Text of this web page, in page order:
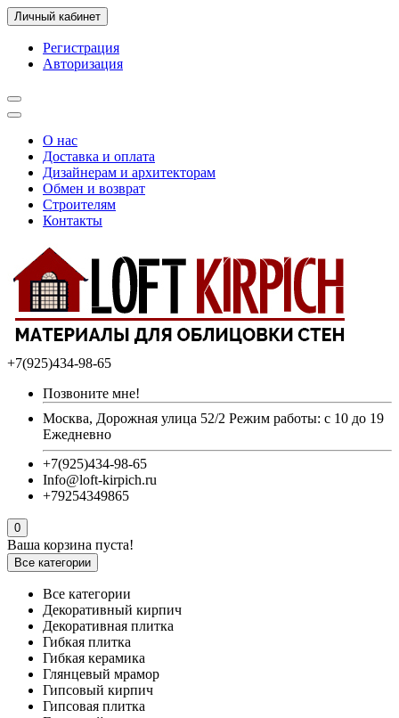
Личный кабинет
Регистрация
Авторизация
О нас
Доставка и оплата
Дизайнерам и архитекторам
Обмен и возврат
Строителям
Контакты
+7(925)434-98-65
Позвоните мне!
Москва, Дорожная улица 52/2 Режим работы: с 10 до 19
Ежедневно
+7(925)434-98-65
Info@loft-kirpich.ru
+79254349865
0
Ваша корзина пуста!
Все категории
Все категории
Декоративный кирпич
Декоративная плитка
Гибкая плитка
Гибкая керамика
Глянцевый мрамор
Гипсовый кирпич
Гипсовая плитка